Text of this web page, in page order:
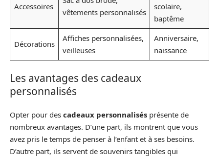
Accessoires
vêtements personnalisés
scolaire,
baptême
Décorations
Affiches personnalisées,
veilleuses
Anniversaire,
naissance
Les avantages des cadeaux
personnalisés
Opter pour des cadeaux personnalisés présente de
nombreux avantages. D’une part, ils montrent que vous
avez pris le temps de penser à l’enfant et à ses besoins.
D’autre part, ils servent de souvenirs tangibles qui